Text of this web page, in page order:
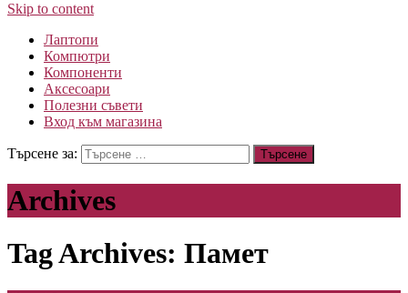
Skip to content
Лаптопи
Компютри
Компоненти
Аксесоари
Полезни съвети
Вход към магазина
Търсене за:
Archives
Tag Archives: Памет